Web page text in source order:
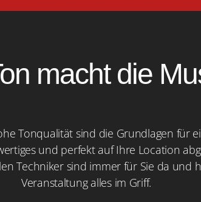
macht die
Tonqualität sind die Grundlagen für
und perfekt auf Ihre Location
Techniker sind immer für Sie da und
Veranstaltung alles im Griff.